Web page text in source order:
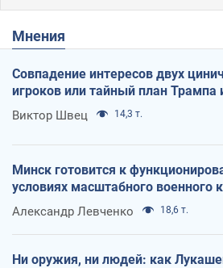
Мнения
Совпадение интересов двух
игроков или тайный план Трампа
Виктор Швец 14,3 т.
Минск готовится к
условиях масштабного военного
Александр Левченко 18,6 т.
Ни оружия, ни людей: как